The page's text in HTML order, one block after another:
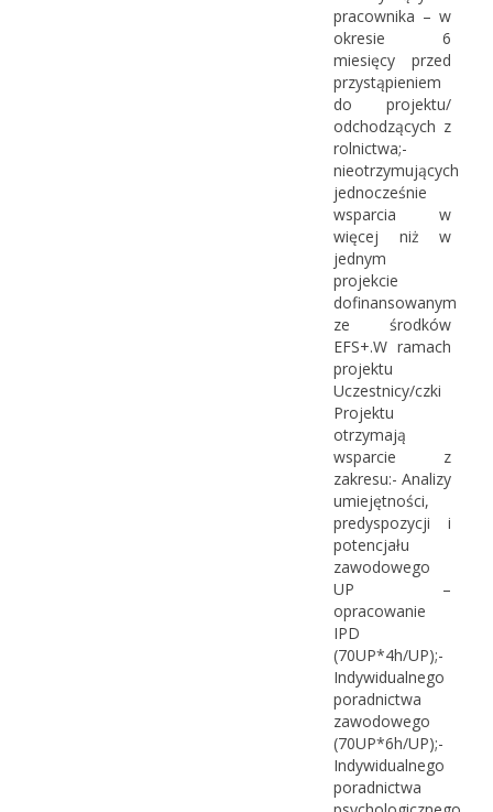
pracownika – w
okresie 6
miesięcy przed
przystąpieniem
do projektu/
odchodzących z
rolnictwa;-
nieotrzymujących
jednocześnie
wsparcia w
więcej niż w
jednym
projekcie
dofinansowanym
ze środków
EFS+.W ramach
projektu
Uczestnicy/czki
Projektu
otrzymają
wsparcie z
zakresu:- Analizy
umiejętności,
predyspozycji i
potencjału
zawodowego
UP –
opracowanie
IPD
(70UP*4h/UP);-
Indywidualnego
poradnictwa
zawodowego
(70UP*6h/UP);-
Indywidualnego
poradnictwa